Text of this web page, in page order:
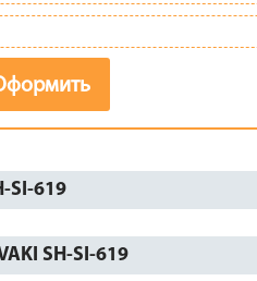
SI-619
SH-SI-619